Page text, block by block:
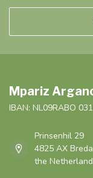
Mpariz
IBAN: NL09RABO
Prinsenhil 29
4825 AX Breda
the